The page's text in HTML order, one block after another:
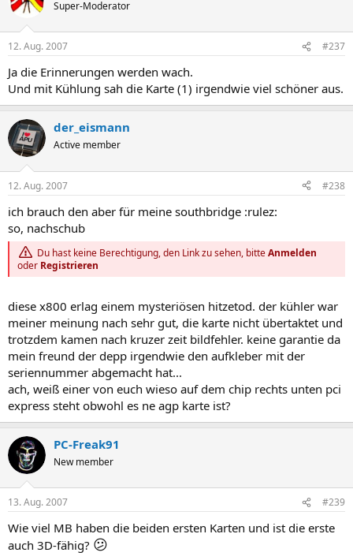
Super-Moderator
12. Aug. 2007 #237
Ja die Erinnerungen werden wach.
Und mit Kühlung sah die Karte (1) irgendwie viel schöner aus.
der_eismann
Active member
12. Aug. 2007 #238
ich brauch den aber für meine southbridge :rulez:
so, nachschub
Du hast keine Berechtigung, den Link zu sehen, bitteAnmelden
oder Registrieren
diese x800 erlag einem mysteriösen hitzetod. der kühler war
meiner meinung nach sehr gut, die karte nicht übertaktet und
trotzdem kamen nach kruzer zeit bildfehler. keine garantie da
mein freund der depp irgendwie den aufkleber mit der
seriennummer abgemacht hat...
ach, weiß einer von euch wieso auf dem chip rechts unten pci
express steht obwohl es ne agp karte ist?
PC-Freak91
New member
13. Aug. 2007 #239
Wie viel MB haben die beiden ersten Karten und ist die erste
auch 3D-fähig? 😕